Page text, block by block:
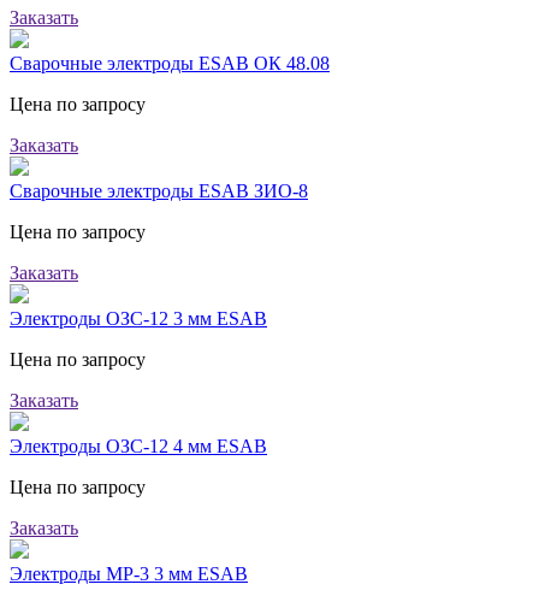
Заказать
Сварочные электроды ESAB ОК 48.08
Цена по запросу
Заказать
Сварочные электроды ESAB ЗИО-8
Цена по запросу
Заказать
Электроды ОЗС-12 3 мм ESAB
Цена по запросу
Заказать
Электроды ОЗС-12 4 мм ESAB
Цена по запросу
Заказать
Электроды МР-3 3 мм ESAB